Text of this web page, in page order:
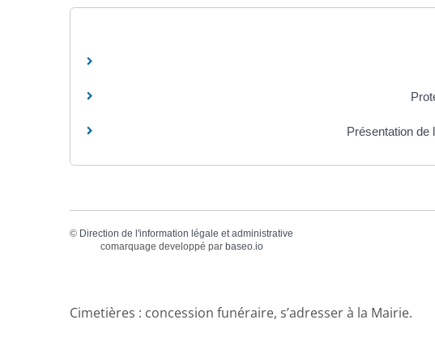
Présentation de
© Direction de l'information légale et administrative
comarquage developpé par baseo.io
Cimetières : concession funéraire, s’adresser à la Mairie.